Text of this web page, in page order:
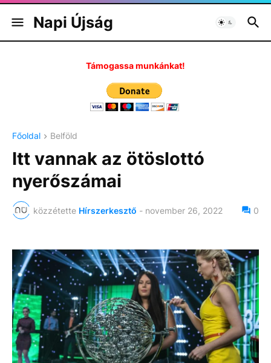
Napi Újság
Támogassa munkánkat!
Főoldal Belföld
Itt vannak az ötöslottó
nyerőszámai
közzétette Hírszerkesztő - november 26, 2022 0